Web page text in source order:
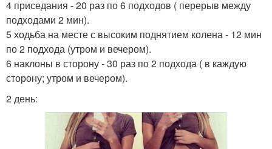
4 приседания - 20 раз по 6 подходов ( перерыв между
подходами 2 мин).
5 ходьба на месте с высоким поднятием колена - 12 мин
по 2 подхода (утром и вечером).
6 наклоны в сторону - 30 раз по 2 подхода ( в каждую
сторону; утром и вечером).
2 день: